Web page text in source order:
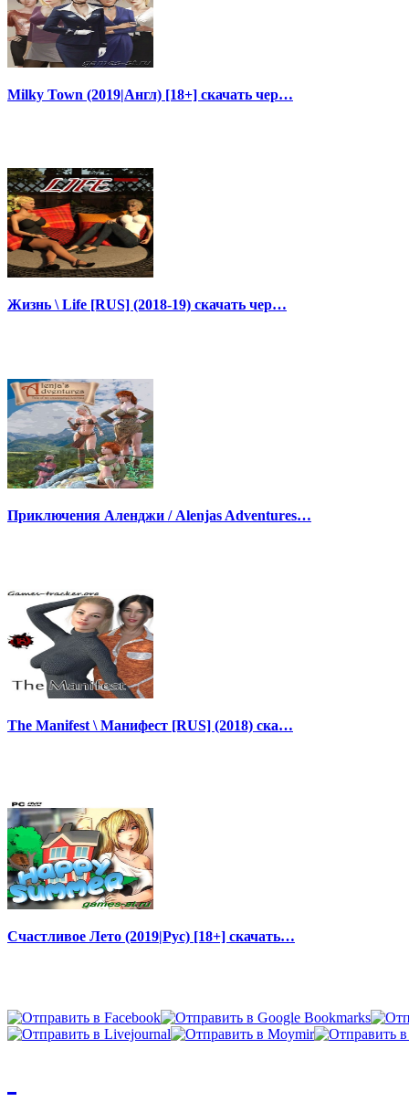
Milky Town (2019|Англ) [18+] скачать чер…
Жизнь \ Life [RUS] (2018-19) скачать чер…
Приключения Аленджи / Alenjas Adventures…
The Manifest \ Манифест [RUS] (2018) ска…
Счастливое Лето (2019|Рус) [18+] скачать…